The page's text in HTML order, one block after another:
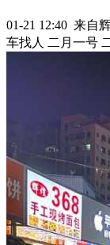
01-21 12:40 来自
车找人 二月一号